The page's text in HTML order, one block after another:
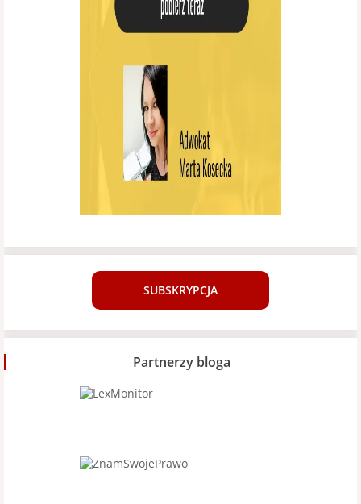
SUBSKRYPCJA
Partnerzy bloga